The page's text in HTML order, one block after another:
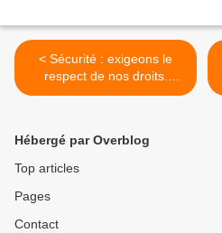
< Sécurité : exigeons le
respect de nos droits.
Plaine Commune Habitat
Hébergé par Overblog
Top articles
Pages
Contact